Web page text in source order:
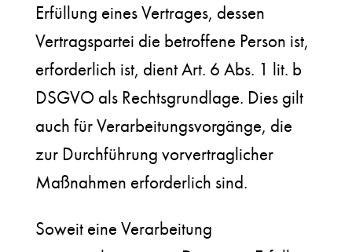
Erfüllung eines Vertrages, dessen
Vertragspartei die betroffene Person ist,
erforderlich ist, dient Art. 6 Abs. 1 lit. b
DSGVO als Rechtsgrundlage. Dies gilt
auch für Verarbeitungsvorgänge, die
zur Durchführung vorvertraglicher
Maßnahmen erforderlich sind.
Soweit eine Verarbeitung